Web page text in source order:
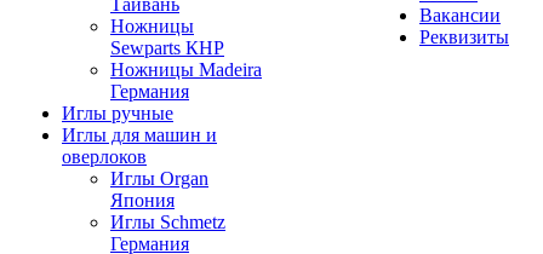
Тайвань
Ножницы
Sewparts КНР
Ножницы Madeira
Германия
Иглы ручные
Иглы для машин и
оверлоков
Иглы Organ
Япония
Иглы Schmetz
Германия
Вакансии
Реквизиты